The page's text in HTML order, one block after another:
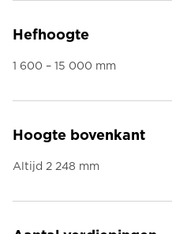
Hefhoogte
1 600 – 15 000 mm
Hoogte bovenkant
Altijd 2 248 mm